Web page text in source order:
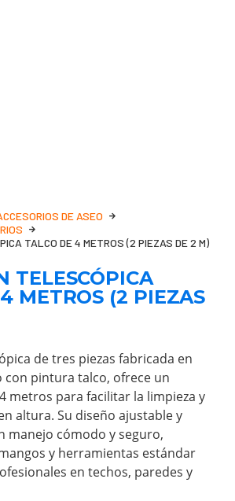
DE ASEO
TALCO DE 4 METROS (2 PIEZAS DE 2 M)
TELESCÓPICA
METROS (2 PIEZAS
de tres piezas fabricada en
con pintura talco, ofrece un
metros para facilitar la limpieza y
altura. Su diseño ajustable y
manejo cómodo y seguro,
y herramientas estándar
en techos, paredes y